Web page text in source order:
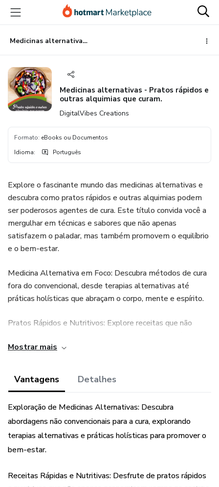
para
conteúdo
principal
para
pagamento
para
rodapé
Medicinas alternativas - Pratos rápidos e outras alquimias que curam.
Medicinas alternativas - Pratos rápidos e
outras alquimias que curam.
DigitalVibes Creations
Formato: eBooks ou Documentos
Idioma: Português
Explore o fascinante mundo das medicinas alternativas e
descubra como pratos rápidos e outras alquimias podem
ser poderosos agentes de cura. Este título convida você a
mergulhar em técnicas e sabores que não apenas
satisfazem o paladar, mas também promovem o equilíbrio
e o bem-estar.
Medicina Alternativa em Foco: Descubra métodos de cura
fora do convencional, desde terapias alternativas até
práticas holísticas que abraçam o corpo, mente e espírito.
Pratos Rápidos e Nutritivos: Explore receitas que não
fornecem nutrientes essenciais para fortalecer o corpo e
Alquimias Culinárias: Desvende o poder transformador de
alquimia culinária que vai além do simples ato de cozinhar.
Seja inspirado por este título que desafia a abordagem
tradicional da cura, oferecendo uma jornada de descoberta
rápidos cheios de alquimia.
Mostrar mais
Vantagens Detalhes
Exploração de Medicinas Alternativas: Descubra
abordagens não convencionais para a cura, explorando
terapias alternativas e práticas holísticas para promover o
bem-estar.
Receitas Rápidas e Nutritivas: Desfrute de pratos rápidos